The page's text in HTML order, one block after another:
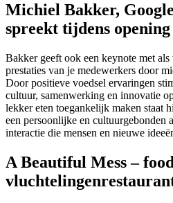
Michiel Bakker,
spreekt tijdens opening
Bakker geeft ook een keynote met
prestaties van je medewerkers door
Door positieve voedsel ervaringen
cultuur, samenwerking en innovatie
lekker eten toegankelijk maken staat
een persoonlijke en cultuurgebonden
interactie die mensen en nieuwe
A Beautiful Mess –